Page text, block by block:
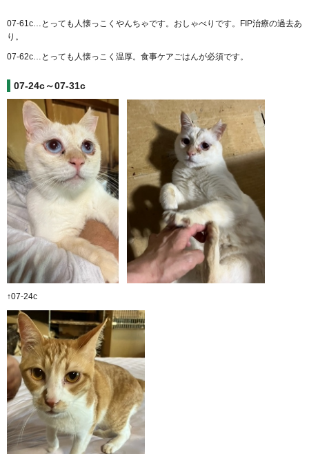
07-61c…とっても人懐っこくやんちゃです。おしゃべりです。FIP治療の過去あ
り。
07-62c…とっても人懐っこく温厚。食事ケアごはんが必須です。
07-24c～07-31c
↑07-24c